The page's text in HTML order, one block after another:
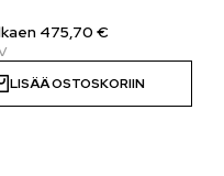
475,70 €
LISÄÄ OSTOSKORIIN